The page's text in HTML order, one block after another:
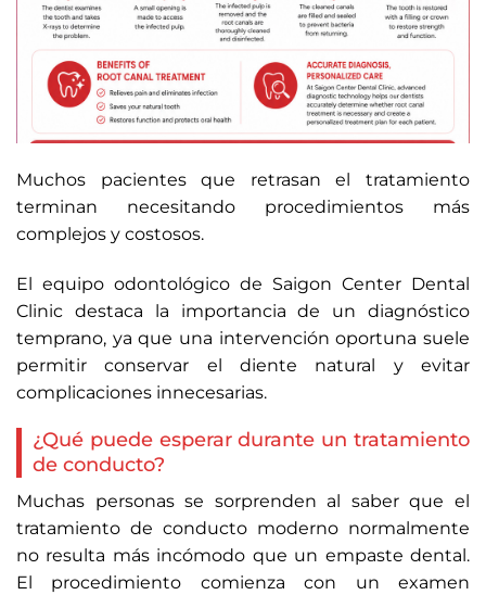
Muchos pacientes que retrasan el tratamiento
terminan necesitando procedimientos más
complejos y costosos.
El equipo odontológico de Saigon Center Dental
Clinic destaca la importancia de un diagnóstico
temprano, ya que una intervención oportuna suele
permitir conservar el diente natural y evitar
complicaciones innecesarias.
¿Qué puede esperar durante un tratamiento
de conducto?
Muchas personas se sorprenden al saber que el
tratamiento de conducto moderno normalmente
no resulta más incómodo que un empaste dental.
El procedimiento comienza con un examen